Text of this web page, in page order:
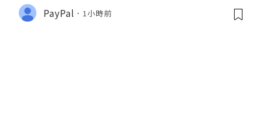
PayPal 1小時前